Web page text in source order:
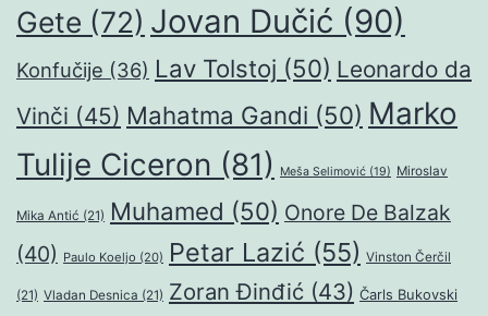
Gete (72) Jovan Dučić (90)
Konfučije (36) Lav Tolstoj (50) Leonardo da
Vinči (45) Mahatma Gandi (50) Marko
Tulije Ciceron (81) Meša Selimović (19) Miroslav
Mika Antić (21) Muhamed (50) Onore De Balzak
(40) Paulo Koeljo (20) Petar Lazić (55) Vinston Čerčil
(21) Vladan Desnica (21) Zoran Đinđić (43) Čarls Bukovski